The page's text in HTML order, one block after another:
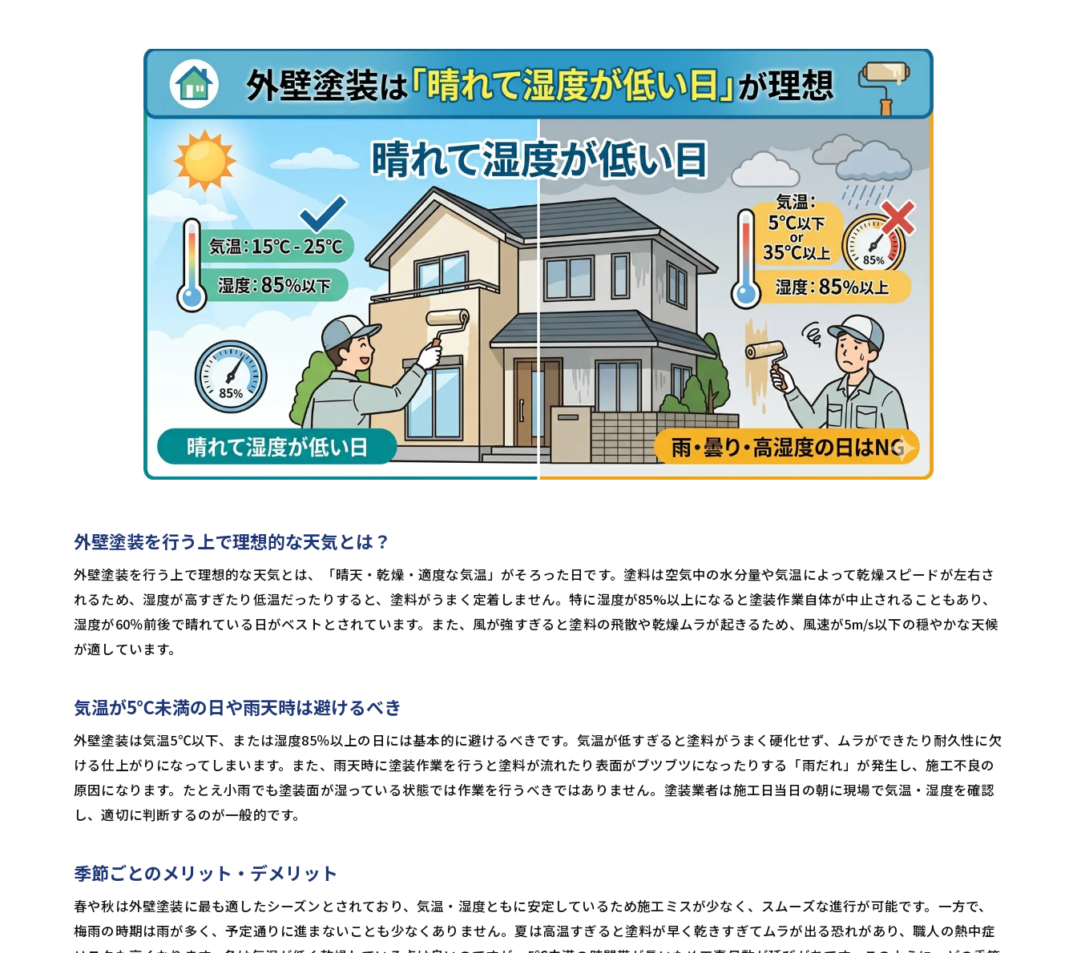
外壁塗装を行う上で理想的な天気とは？
外壁塗装を行う上で理想的な天気とは、「晴天・乾燥・適度な気温」がそろった日です。塗料は空気中の水分量や気温によって乾燥スピードが左右さ
れるため、湿度が高すぎたり低温だったりすると、塗料がうまく定着しません。特に湿度が85%以上になると塗装作業自体が中止されることもあり、
湿度が60％前後で晴れている日がベストとされています。また、風が強すぎると塗料の飛散や乾燥ムラが起きるため、風速が5m/s以下の穏やかな天候
が適しています。
気温が5℃未満の日や雨天時は避けるべき
外壁塗装は気温5℃以下、または湿度85％以上の日には基本的に避けるべきです。気温が低すぎると塗料がうまく硬化せず、ムラができたり耐久性に欠
ける仕上がりになってしまいます。また、雨天時に塗装作業を行うと塗料が流れたり表面がブツブツになったりする「雨だれ」が発生し、施工不良の
原因になります。たとえ小雨でも塗装面が湿っている状態では作業を行うべきではありません。塗装業者は施工日当日の朝に現場で気温・湿度を確認
し、適切に判断するのが一般的です。
季節ごとのメリット・デメリット
春や秋は外壁塗装に最も適したシーズンとされており、気温・湿度ともに安定しているため施工ミスが少なく、スムーズな進行が可能です。一方で、
梅雨の時期は雨が多く、予定通りに進まないことも少なくありません。夏は高温すぎると塗料が早く乾きすぎてムラが出る恐れがあり、職人の熱中症